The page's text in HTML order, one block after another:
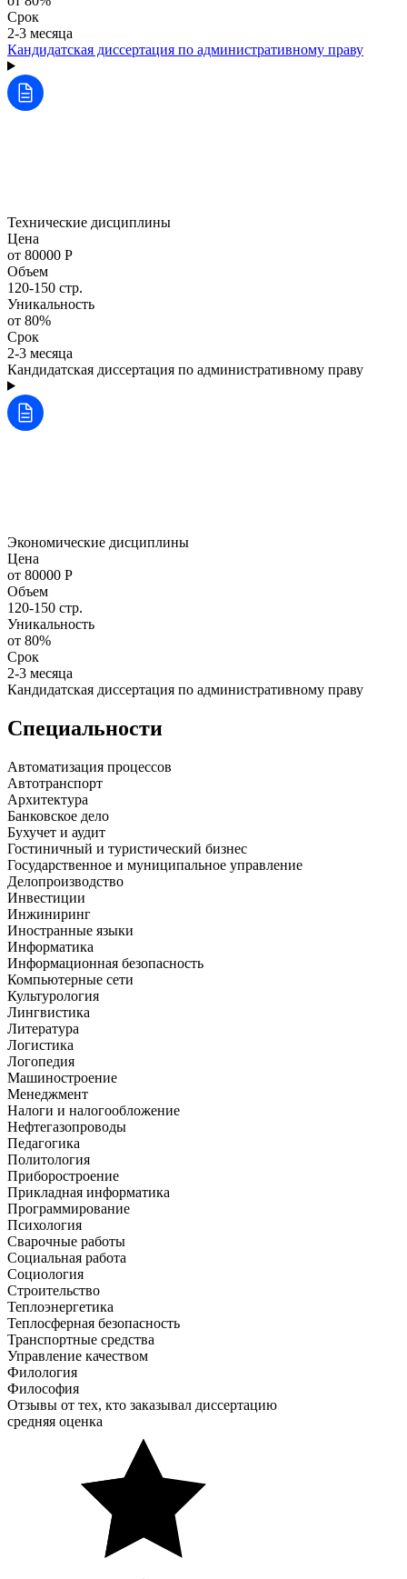
Срок
2-3 месяца
Кандидатская диссертация по административному праву
Технические дисциплины
Цена
от 80000 Р
Объем
120-150 стр.
Уникальность
от 80%
Срок
2-3 месяца
Кандидатская диссертация по административному праву
Экономические дисциплины
Цена
от 80000 Р
Объем
120-150 стр.
Уникальность
от 80%
Срок
2-3 месяца
Кандидатская диссертация по административному праву
Специальности
Автоматизация процессов
Автотранспорт
Архитектура
Банковское дело
Бухучет и аудит
Гостиничный и туристический бизнес
Государственное и муниципальное управление
Делопроизводство
Инвестиции
Инжиниринг
Иностранные языки
Информатика
Информационная безопасность
Компьютерные сети
Культурология
Лингвистика
Литература
Логистика
Логопедия
Машиностроение
Менеджмент
Налоги и налогообложение
Нефтегазопроводы
Педагогика
Политология
Приборостроение
Прикладная информатика
Программирование
Психология
Сварочные работы
Социальная работа
Социология
Строительство
Теплоэнергетика
Теплосферная безопасность
Транспортные средства
Управление качеством
Филология
Философия
Отзывы от тех, кто заказывал диссертацию
средняя оценка